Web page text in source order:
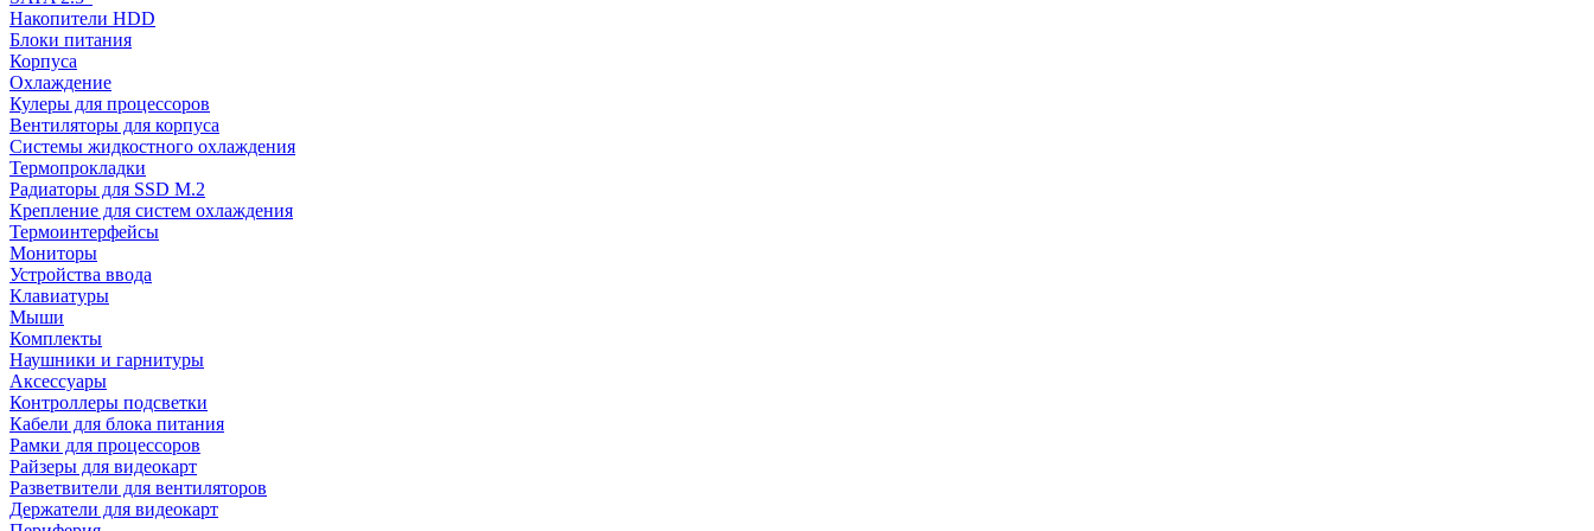
Накопители HDD
Блоки питания
Корпуса
Охлаждение
Кулеры для процессоров
Вентиляторы для корпуса
Системы жидкостного охлаждения
Термопрокладки
Радиаторы для SSD M.2
Крепление для систем охлаждения
Термоинтерфейсы
Мониторы
Устройства ввода
Клавиатуры
Мыши
Комплекты
Наушники и гарнитуры
Аксессуары
Контроллеры подсветки
Кабели для блока питания
Рамки для процессоров
Райзеры для видеокарт
Разветвители для вентиляторов
Держатели для видеокарт